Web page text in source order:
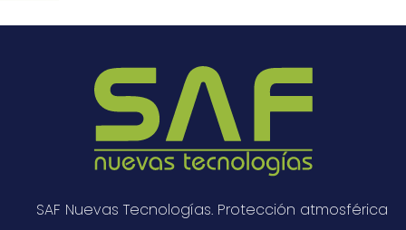
SAF Nuevas Tecnologías. Protección atmosférica